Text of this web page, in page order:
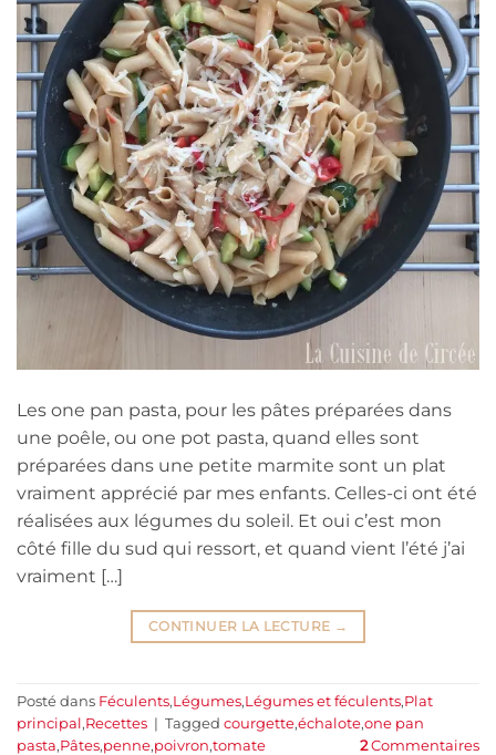
Les one pan pasta, pour les pâtes préparées dans
une poêle, ou one pot pasta, quand elles sont
préparées dans une petite marmite sont un plat
vraiment apprécié par mes enfants. Celles-ci ont été
réalisées aux légumes du soleil. Et oui c’est mon
côté fille du sud qui ressort, et quand vient l’été j’ai
vraiment […]
CONTINUER LA LECTURE →
Posté dans Féculents,Légumes,Légumes et féculents,Plat
principal ,Recettes | Tagged courgette,échalote,one pan
pasta,Pâtes,penne,poivron,tomate 2Commentaires